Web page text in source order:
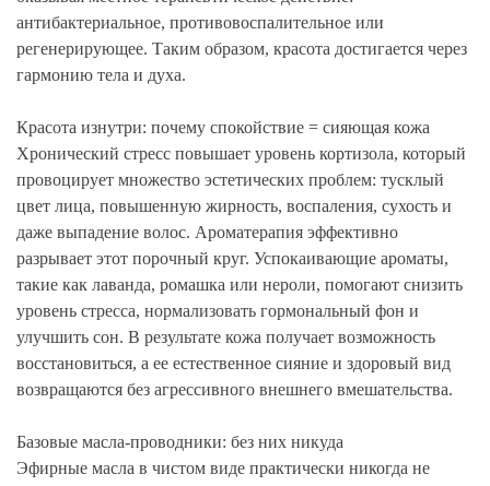
антибактериальное, противовоспалительное или
регенерирующее. Таким образом, красота достигается через
гармонию тела и духа.
Красота изнутри: почему спокойствие = сияющая кожа
Хронический стресс повышает уровень кортизола, который
провоцирует множество эстетических проблем: тусклый
цвет лица, повышенную жирность, воспаления, сухость и
даже выпадение волос. Ароматерапия эффективно
разрывает этот порочный круг. Успокаивающие ароматы,
такие как лаванда, ромашка или нероли, помогают снизить
уровень стресса, нормализовать гормональный фон и
улучшить сон. В результате кожа получает возможность
восстановиться, а ее естественное сияние и здоровый вид
возвращаются без агрессивного внешнего вмешательства.
Базовые масла-проводники: без них никуда
Эфирные масла в чистом виде практически никогда не